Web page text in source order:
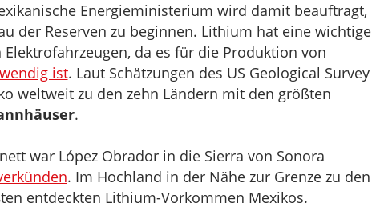
Energieministerium wird damit beauftragt,
der Reserven zu beginnen. Lithium hat eine wichtige
da es für die Produktion von
ist. Laut Schätzungen des US Geological Survey
weltweit zu den zehn Ländern mit den größten
.
war López Obrador in die Sierra von Sonora
. Im Hochland in der Nähe zur Grenze zu den
entdeckten Lithium-Vorkommen Mexikos.